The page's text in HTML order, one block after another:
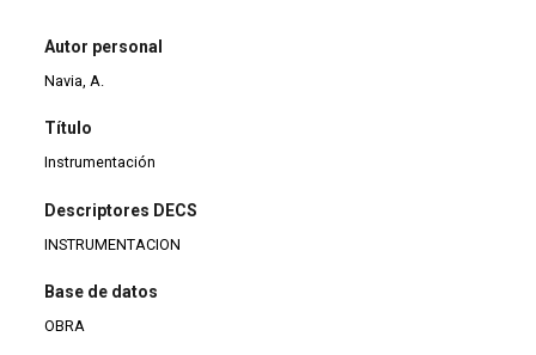
Autor personal
Navia, A.
Título
Instrumentación
Descriptores DECS
INSTRUMENTACION
Base de datos
OBRA